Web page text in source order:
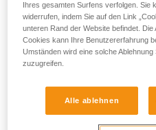
Wenn kein natürlicher
vorhanden ist, richte mit
Nachdem Du dich daran
mit einem Karabiner
runterwerfen, so dass er sich
Sichere nicht direkt an einer
Ihres gesamten Surfens verfolgen. Sie
widerrufen, indem Sie auf den Link
unteren Rand der Website befindet.
Cookies kann Ihre Benutzererfahrung
Umständen wird eine solche
zuzugreifen.
Alle ablehnen